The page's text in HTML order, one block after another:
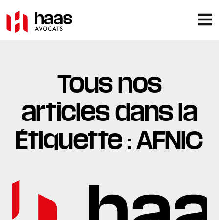
Tous nos
articles dans la
Étiquette : AFNIC